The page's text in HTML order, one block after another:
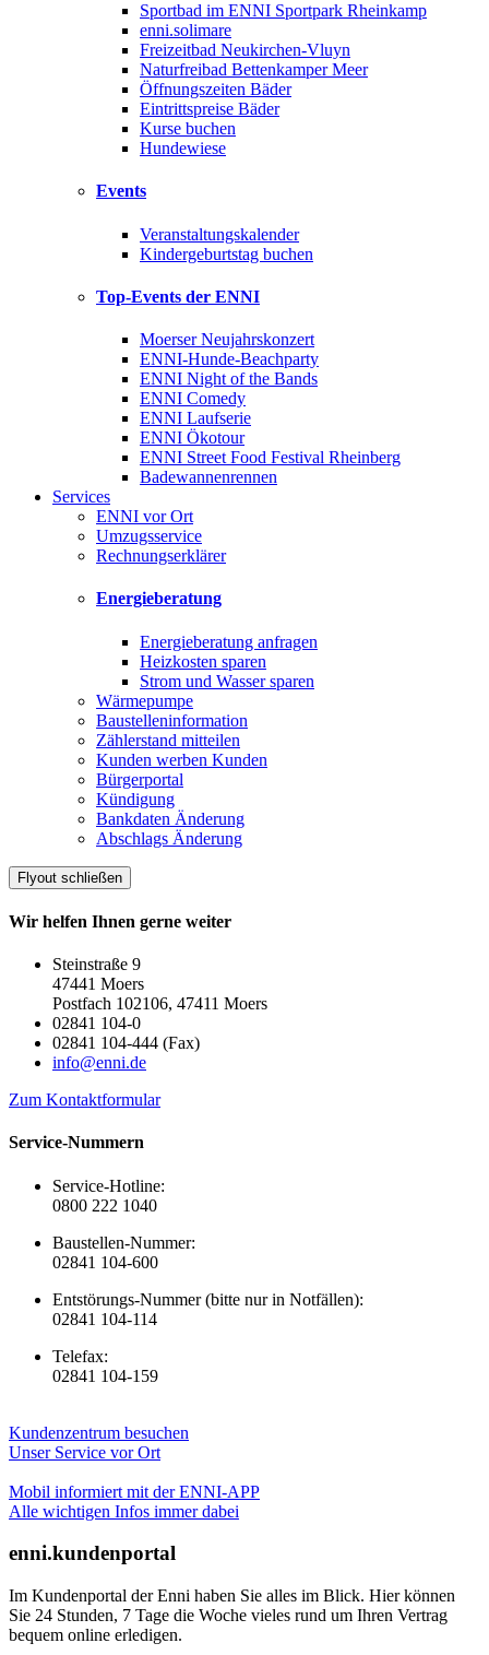
Sportbad im ENNI Sportpark Rheinkamp
enni.solimare
Freizeitbad Neukirchen-Vluyn
Naturfreibad Bettenkamper Meer
Öffnungszeiten Bäder
Eintrittspreise Bäder
Kurse buchen
Hundewiese
Events
Veranstaltungskalender
Kindergeburtstag buchen
Top-Events der ENNI
Moerser Neujahrskonzert
ENNI-Hunde-Beachparty
ENNI Night of the Bands
ENNI Comedy
ENNI Laufserie
ENNI Ökotour
ENNI Street Food Festival Rheinberg
Badewannenrennen
Services
ENNI vor Ort
Umzugsservice
Rechnungserklärer
Energieberatung
Energieberatung anfragen
Heizkosten sparen
Strom und Wasser sparen
Wärmepumpe
Baustelleninformation
Zählerstand mitteilen
Kunden werben Kunden
Bürgerportal
Kündigung
Bankdaten Änderung
Abschlags Änderung
Flyout schließen
Wir helfen Ihnen gerne weiter
Steinstraße 9
47441 Moers
Postfach 102106, 47411 Moers
02841 104-0
02841 104-444 (Fax)
info@enni.de
Zum Kontaktformular
Service-Nummern
Service-Hotline:
0800 222 1040
Baustellen-Nummer:
02841 104-600
Entstörungs-Nummer (bitte nur in Notfällen):
02841 104-114
Telefax:
02841 104-159
Kundenzentrum besuchen
Unser Service vor Ort
Mobil informiert mit der ENNI-APP
Alle wichtigen Infos immer dabei
enni.kundenportal
Im Kundenportal der Enni haben Sie alles im Blick. Hier können
Sie 24 Stunden, 7 Tage die Woche vieles rund um Ihren Vertrag
bequem online erledigen.